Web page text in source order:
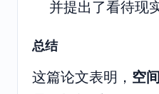
并提出了看待现
总结
这篇论文表明， 空